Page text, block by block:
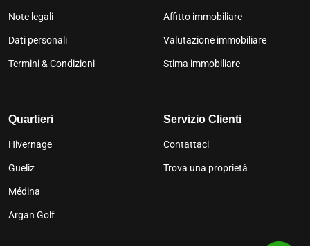
Note legali
Dati personali
Termini & Condizioni
Affitto immobiliare
Valutazione immobiliare
Stima immobiliare
Quartieri
Hivernage
Gueliz
Médina
Argan Golf
Servizio Clienti
Contattaci
Trova una proprietà